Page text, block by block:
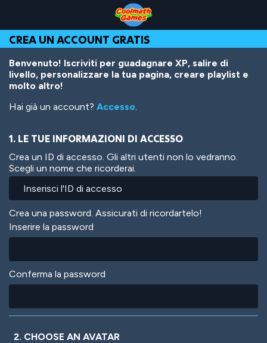
Top
of
Page
Navigation
Main
Content
Footer
contenuto
principale
CREA UN ACCOUNT GRATIS
Benvenuto! Iscriviti per guadagnare XP, salire di
livello, personalizzare la tua pagina, creare playlist e
molto altro!
Hai già un account? Accesso.
1. LE TUE INFORMAZIONI DI ACCESSO
Crea un ID di accesso. Gli altri utenti non lo vedranno.
Scegli un nome che ricorderai.
Crea una password. Assicurati di ricordartelo!
Inserire la password
Conferma la password
2. CHOOSE AN AVATAR